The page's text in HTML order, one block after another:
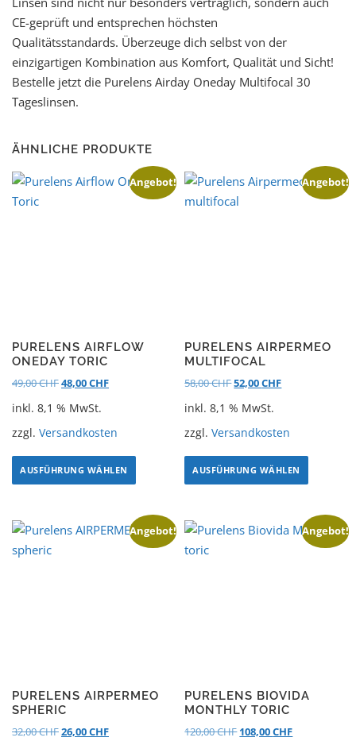
CE-geprüft und entsprechen höchsten
Qualitätsstandards. Überzeuge dich selbst von der
einzigartigen Kombination aus Komfort, Qualität und Sicht!
Bestelle jetzt die Purelens Airday Oneday Multifocal 30
Tageslinsen.
ÄHNLICHE PRODUKTE
Angebot!
PURELENS AIRFLOW
ONEDAY TORIC
49,00CHF48,00CHF
inkl. 8,1 % MwSt.
zzgl. Versandkosten
AUSFÜHRUNG WÄHLEN
Angebot!
PURELENS AIRPERMEO
MULTIFOCAL
58,00CHF52,00CHF
inkl. 8,1 % MwSt.
zzgl.Versandkosten
AUSFÜHRUNG WÄHLEN
Angebot!
PURELENS AIRPERMEO
SPHERIC
32,00CHF26,00CHF
Angebot!
PURELENS BIOVIDA
MONTHLY TORIC
120,00CHF 108,00CHF